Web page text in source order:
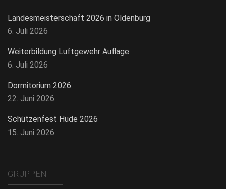
Landesmeisterschaft 2026 in Oldenburg
6. Juli 2026
Weiterbildung Luftgewehr Auflage
6. Juli 2026
Dormitorium 2026
22. Juni 2026
Schützenfest Hude 2026
15. Juni 2026
GRUPPEN